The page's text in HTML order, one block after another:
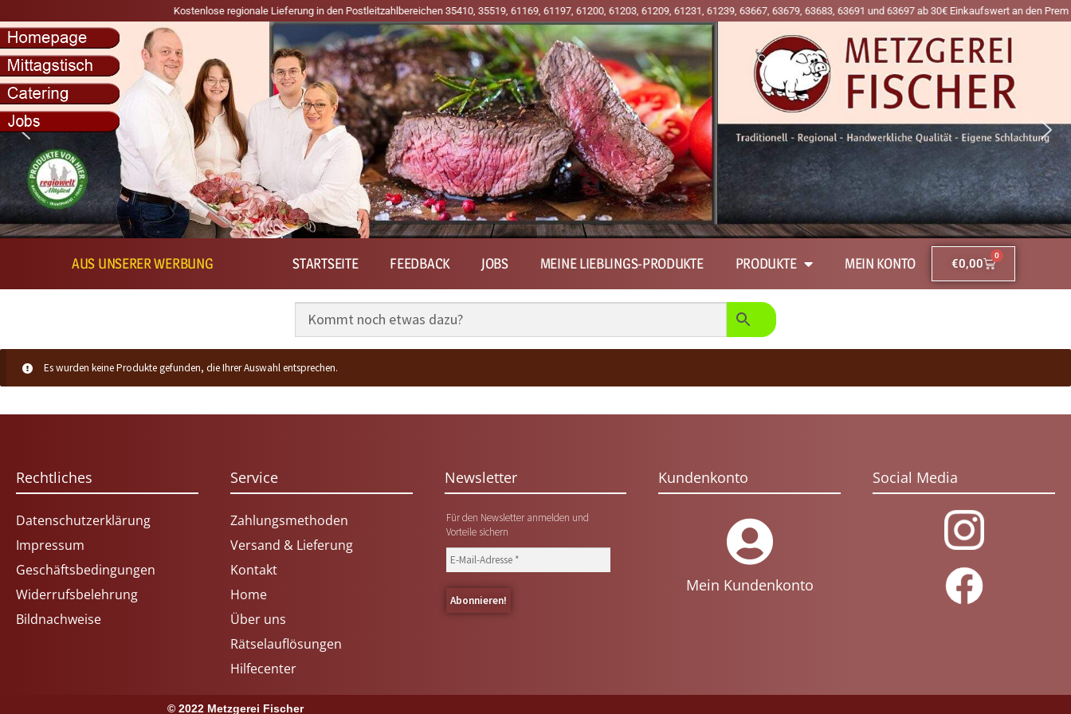
Kostenlose regionale Lieferung in den Postleitzahlbereichen 35410, 35519, 61169, 61197, 61200, 61203, 61209, 61231, 61239, 63667, 63679, 63683, 63691 und 63697 ab 30€ Einkaufswert an den Premiumtagen
AUS UNSERER WERBUNG STARTSEITE FEEDBACK JOBS MEINE LIEBLINGS-PRODUKTE PRODUKTE MEIN KONTO €0,00
0
Es wurden keine Produkte gefunden, die Ihrer Auswahl entsprechen.
Rechtliches
Datenschutzerklärung
Impressum
Geschäftsbedingungen
Widerrufsbelehrung
Bildnachweise
Service
Zahlungsmethoden
Versand & Lieferung
Kontakt
Home
Über uns
Rätselauflösungen
Hilfecenter
Newsletter
Für den Newsletter anmelden und
Vorteile sichern
Kundenkonto
Mein Kundenkonto
Social Media
© 2022 Metzgerei Fischer